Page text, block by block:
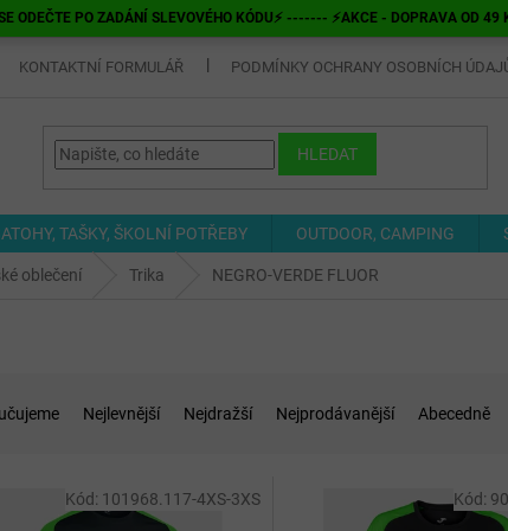
ODEČTE PO ZADÁNÍ SLEVOVÉHO KÓDU⚡ ------- ⚡AKCE - DOPRAVA OD
KONTAKTNÍ FORMULÁŘ PODMÍNKY OCHRANY OSOBNÍCH
HLEDAT
TAŠKY, ŠKOLNÍ POTŘEBY OUTDOOR, CAMPING
oblečení Trika NEGRO-VERDE FLUOR
Nejlevnější Nejdražší Nejprodávanější Abecedně
Kód: 101968.117-4XS-3XS Kód: